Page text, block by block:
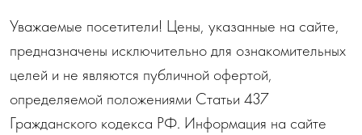
Уважаемые посетители! Цены, указанные на сайте,
предназначены исключительно для ознакомительных
целей и не являются публичной офертой,
определяемой положениями Статьи 437
Гражданского кодекса РФ. Информация на сайте